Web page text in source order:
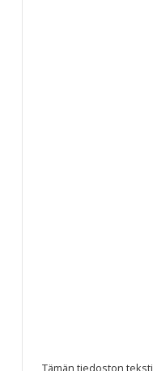
Tämän tiedoston